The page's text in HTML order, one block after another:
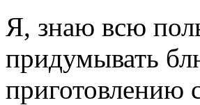
Я, знаю всю
придумывать
приготовлению